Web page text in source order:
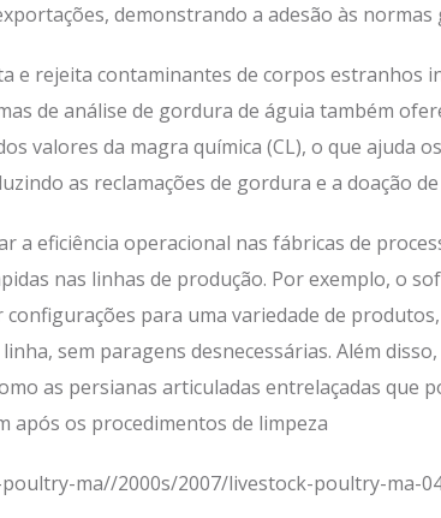
demonstrando a adesão às normas
e rejeita contaminantes de corpos estranhos
de análise de gordura de águia também
valores da magra química (CL), o que ajuda
as reclamações de gordura e a doação
a eficiência operacional nas fábricas de
nas linhas de produção. Por exemplo, o
para uma variedade de
sem paragens desnecessárias. Além
as persianas articuladas entrelaçadas que
após os procedimentos de limpeza
ma//2000s/2007/livestock-poultry-ma-